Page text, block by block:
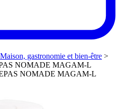
Maison, gastronomie et bien-être >
NOMADE MAGAM-L
NOMADE MAGAM-L